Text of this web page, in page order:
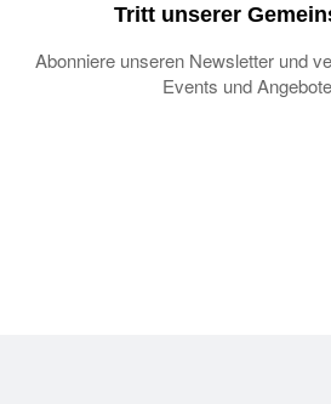
Tritt unserer
Abonniere unseren Newsletter und
Events und